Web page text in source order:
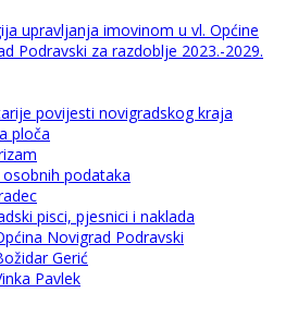
upravljanja imovinom u vl. Općine
Podravski za razdoblje 2023.-2029.
povijesti novigradskog kraja
ploča
podataka
pisci, pjesnici i naklada
Novigrad Podravski
Gerić
Pavlek